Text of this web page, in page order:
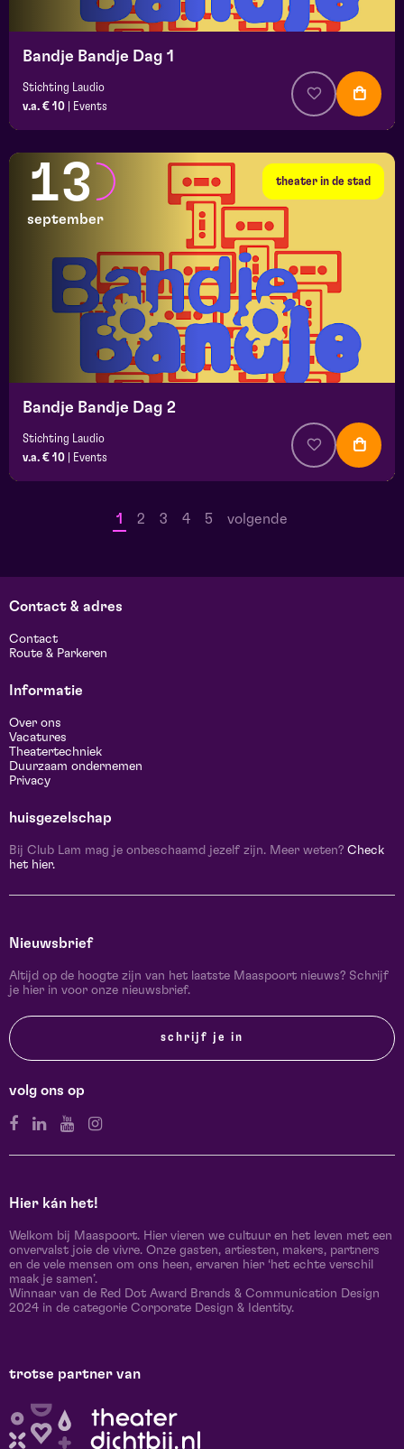
Bandje Bandje Dag 1
Stichting Laudio
v.a. € 10
Events
theater in de stad
13
september
Bandje Bandje Dag 2
Stichting Laudio
v.a. € 10
Events
1 2 3 4 5 volgende
Contact & adres
Contact
Route & Parkeren
Informatie
Over ons
Vacatures
Theatertechniek
Duurzaam ondernemen
Privacy
huisgezelschap
Bij Club Lam mag je onbeschaamd jezelf zijn. Meer weten? Check
het hier.
Nieuwsbrief
Altijd op de hoogte zijn van het laatste Maaspoort nieuws? Schrijf
je hier in voor onze nieuwsbrief.
schrijf je in
volg ons op
Hier kán het!
Welkom bij Maaspoort. Hier vieren we cultuur en het leven met een
onvervalst joie de vivre. Onze gasten, artiesten, makers, partners
en de vele mensen om ons heen, ervaren hier ‘het echte verschil
maak je samen’.
Winnaar van de Red Dot Award Brands & Communication Design
2024 in de categorie Corporate Design & Identity.
trotse partner van